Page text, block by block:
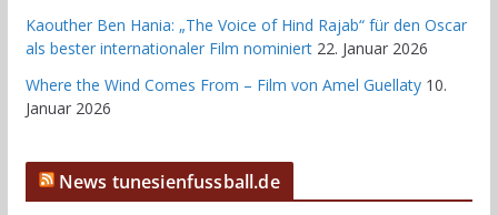
Kaouther Ben Hania: „The Voice of Hind Rajab“ für den Oscar
als bester internationaler Film nominiert 22. Januar 2026
Where the Wind Comes From – Film von Amel Guellaty 10.
Januar 2026
News tunesienfussball.de